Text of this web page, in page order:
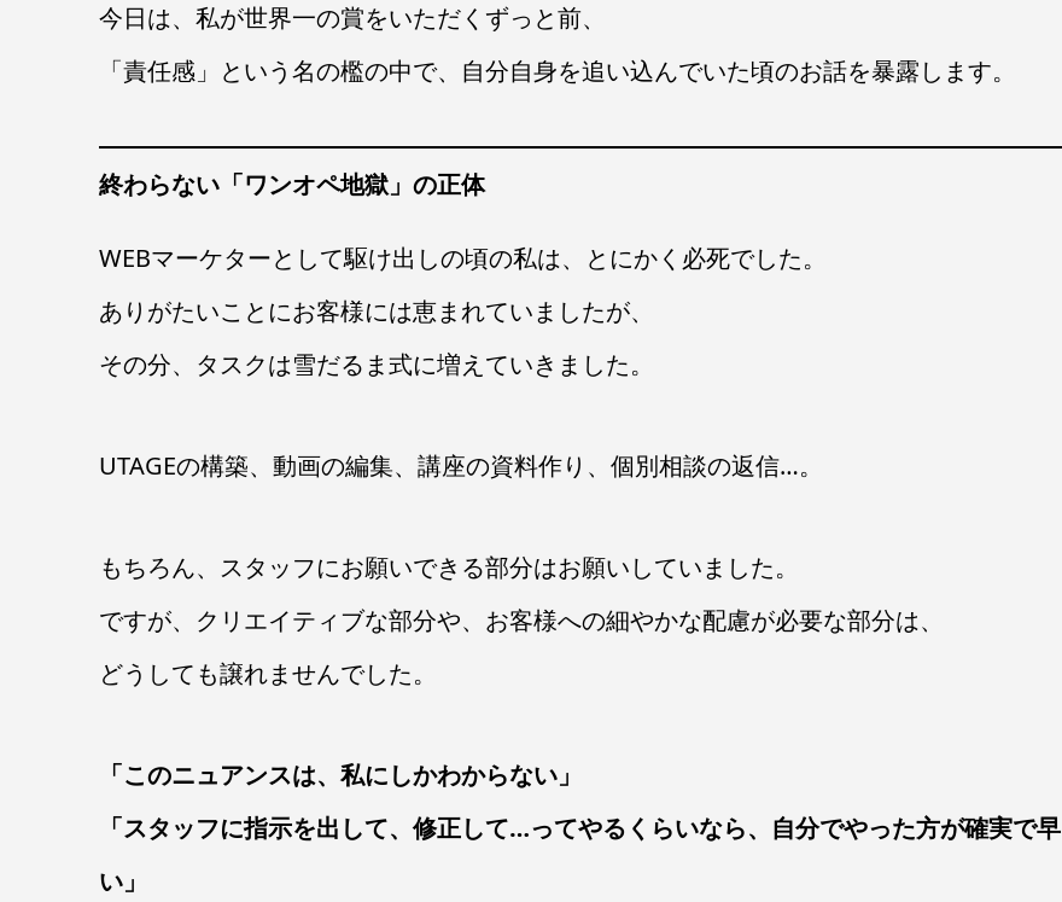
今日は、私が世界一の賞をいただくずっと前、
「責任感」という名の檻の中で、自分自身を追い込んでいた頃のお話を暴露します。
終わらない「ワンオペ地獄」の正体
WEBマーケターとして駆け出しの頃の私は、とにかく必死でした。
ありがたいことにお客様には恵まれていましたが、
その分、タスクは雪だるま式に増えていきました。
UTAGEの構築、動画の編集、講座の資料作り、個別相談の返信…。
もちろん、スタッフにお願いできる部分はお願いしていました。
ですが、クリエイティブな部分や、お客様への細やかな配慮が必要な部分は、
どうしても譲れませんでした。
「このニュアンスは、私にしかわからない」
「スタッフに指示を出して、修正して…ってやるくらいなら、自分でやった方が確実で早
い」